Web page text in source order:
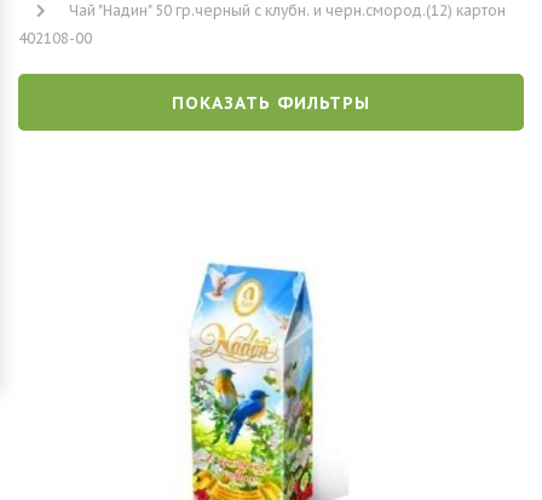
Чай "Надин" 50 гр.черный с клубн. и черн.смород.(12) картон
402108-00
ПОКАЗАТЬ ФИЛЬТРЫ